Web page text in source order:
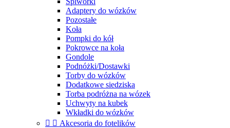
Adaptery do wózków
Pozostałe
Koła
Pompki do kół
Pokrowce na koła
Gondole
Podnóżki/Dostawki
Torby do wózków
Dodatkowe siedziska
Torba podróżna na wózek
Uchwyty na kubek
Wkładki do wózków
  Akcesoria do fotelików